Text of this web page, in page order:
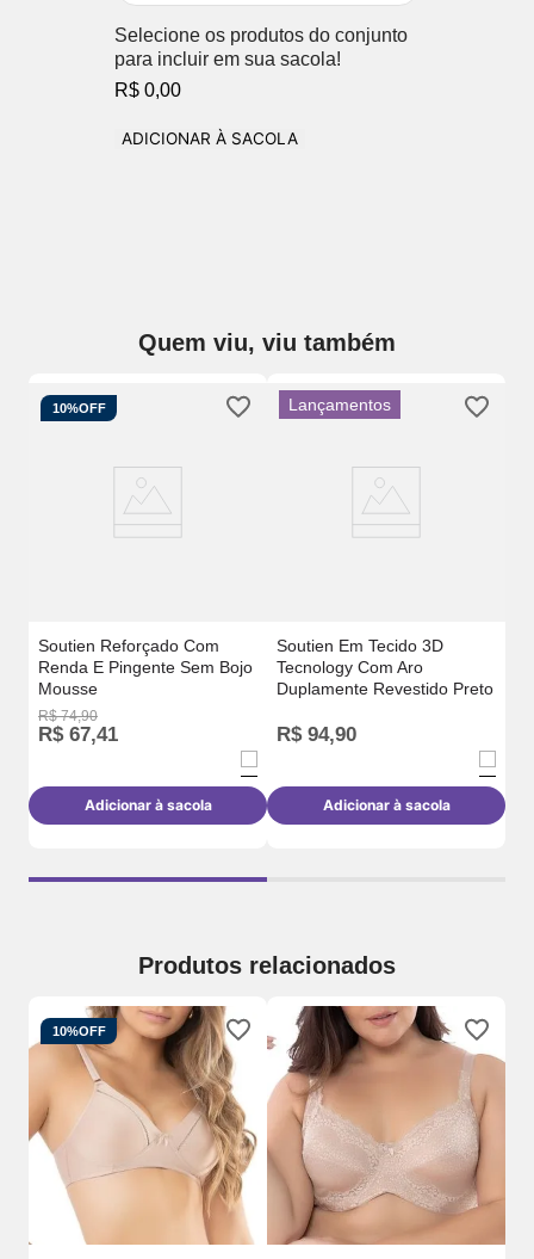
Selecione os produtos do conjunto
para incluir em sua sacola!
R$ 0,00
ADICIONAR À SACOLA
Quem viu, viu também
10%OFF
Soutien Reforçado Com
Renda E Pingente Sem Bojo
Mousse
R$ 74,90
R$ 67,41
Adicionar à sacola
Lançamentos
Soutien Em Tecido 3D
Tecnology Com Aro
Duplamente Revestido Preto
R$ 94,90
Adicionar à sacola
Produtos relacionados
10%OFF